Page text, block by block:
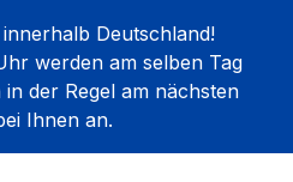
Deutschland!
werden am selben Tag
der Regel am nächsten
Ihnen an.